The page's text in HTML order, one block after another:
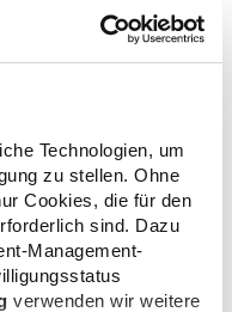
Technologien, um
zu stellen. Ohne
Cookies, die für den
sind. Dazu
Management-
verwenden wir weitere
Zeitung erscheint
einer monatlichen